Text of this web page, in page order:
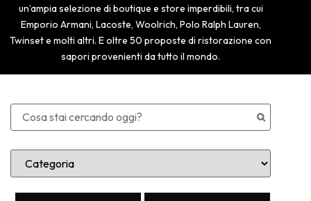
un’ampia selezione di boutique e store imperdibili, tra cui
Emporio Armani, Lacoste, Woolrich, Polo Ralph Lauren,
Twinset e molti altri. E oltre 50 proposte di ristorazione con
sapori provenienti da tutto il mondo.